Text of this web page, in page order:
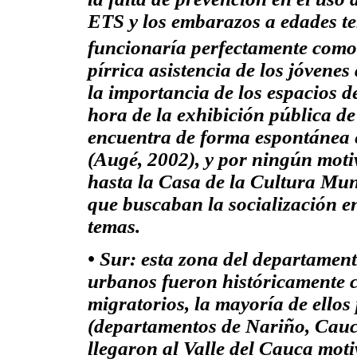
ETS y los embarazos a edades
funcionaría perfectamente
pírrica asistencia de los
la importancia de los espacios
hora de la exhibición pública
encuentra de forma
(Augé, 2002), y por ningún
hasta la Casa de la Cultura
que buscaban la socialización
temas.
• Sur: esta zona del
urbanos fueron históricamente
migratorios, la mayoría de ellos
(departamentos de Nariño,
llegaron al Valle del Cauca